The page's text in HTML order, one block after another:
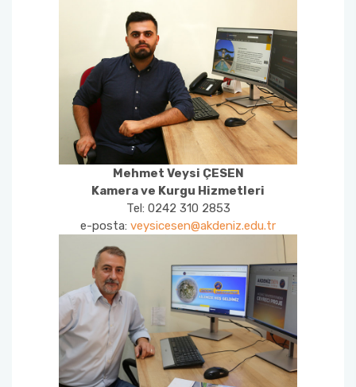
Mehmet Veysi ÇESEN
Kamera ve Kurgu Hizmetleri
Tel: 0242 310 2853
e-posta: veysicesen@akdeniz.edu.tr